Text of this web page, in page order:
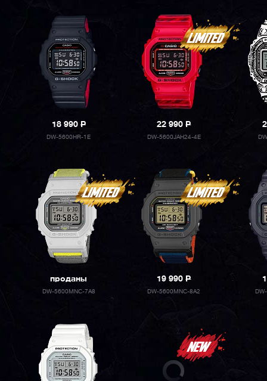
18 990P
DW-5600HR-1E
22 990P
DW-5600JAH24-4E
проданы
DW-5600MNC-7A8
19 990P
DW-5600MNC-8A2